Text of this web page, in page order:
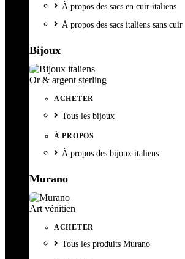
À propos des sacs en cuir italiens
À propos des sacs italiens sans cuir
Bijoux
Or & argent sterling
ACHETER
Tous les bijoux
À PROPOS
À propos des bijoux italiens
Murano
Art vénitien
ACHETER
Tous les produits Murano